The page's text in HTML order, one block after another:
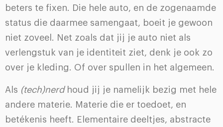
beters te fixen. Die hele auto, en de zogenaamde
status die daarmee samengaat, boeit je gewoon
niet zoveel. Net zoals dat jij je auto niet als
verlengstuk van je identiteit ziet, denk je ook zo
over je kleding. Of over spullen in het algemeen.
Als (tech)nerd houd jij je namelijk bezig met hele
andere materie. Materie die er toedoet, en
betékenis heeft. Elementaire deeltjes, abstracte